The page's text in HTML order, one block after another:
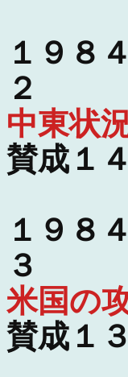
１９８
２
中東状
賛成１
１９８
３
米国の
賛成１